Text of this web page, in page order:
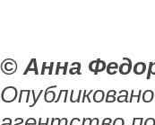
© Анна